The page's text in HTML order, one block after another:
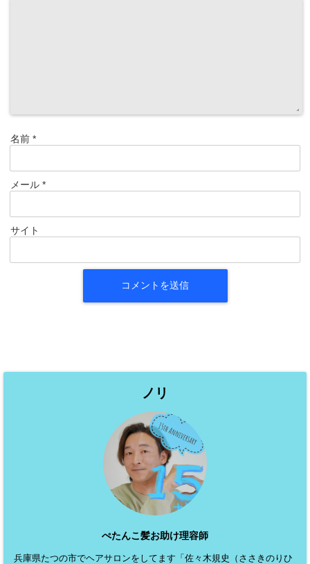
名前 *
メール *
サイト
ノリ
ぺたんこ髪お助け理容師
兵庫県たつの市でヘアサロンをしてます「佐々木規史（ささきのりひ